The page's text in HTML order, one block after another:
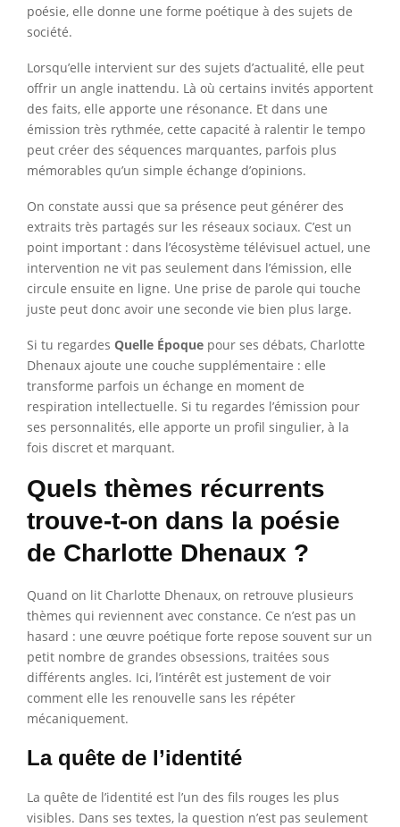
poésie, elle donne une forme poétique à des sujets de
société.
Lorsqu’elle intervient sur des sujets d’actualité, elle peut
offrir un angle inattendu. Là où certains invités apportent
des faits, elle apporte une résonance. Et dans une
émission très rythmée, cette capacité à ralentir le tempo
peut créer des séquences marquantes, parfois plus
mémorables qu’un simple échange d’opinions.
On constate aussi que sa présence peut générer des
extraits très partagés sur les réseaux sociaux. C’est un
point important : dans l’écosystème télévisuel actuel, une
intervention ne vit pas seulement dans l’émission, elle
circule ensuite en ligne. Une prise de parole qui touche
juste peut donc avoir une seconde vie bien plus large.
Si tu regardes Quelle Époque pour ses débats, Charlotte
Dhenaux ajoute une couche supplémentaire : elle
transforme parfois un échange en moment de
respiration intellectuelle. Si tu regardes l’émission pour
ses personnalités, elle apporte un profil singulier, à la
fois discret et marquant.
Quels thèmes récurrents
trouve-t-on dans la poésie
de Charlotte Dhenaux ?
Quand on lit Charlotte Dhenaux, on retrouve plusieurs
thèmes qui reviennent avec constance. Ce n’est pas un
hasard : une œuvre poétique forte repose souvent sur un
petit nombre de grandes obsessions, traitées sous
différents angles. Ici, l’intérêt est justement de voir
comment elle les renouvelle sans les répéter
mécaniquement.
La quête de l’identité
La quête de l’identité est l’un des fils rouges les plus
visibles. Dans ses textes, la question n’est pas seulement